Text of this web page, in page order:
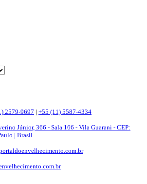
2579-9697 | +55 (11) 5587-4334
Júnior, 366 - Sala 166 - Vila Guarani - CEP:
| Brasil